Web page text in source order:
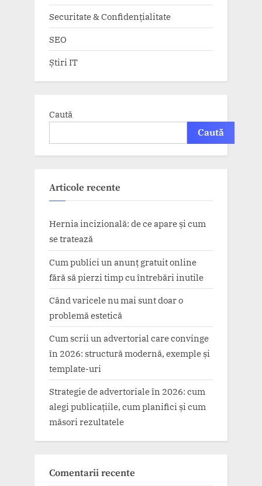
Securitate & Confidențialitate
SEO
Știri IT
Caută
Caută
Articole recente
Hernia incizională: de ce apare și cum
se tratează
Cum publici un anunț gratuit online
fără să pierzi timp cu întrebări inutile
Când varicele nu mai sunt doar o
problemă estetică
Cum scrii un advertorial care convinge
în 2026: structură modernă, exemple și
template-uri
Strategie de advertoriale în 2026: cum
alegi publicațiile, cum planifici și cum
măsori rezultatele
Comentarii recente